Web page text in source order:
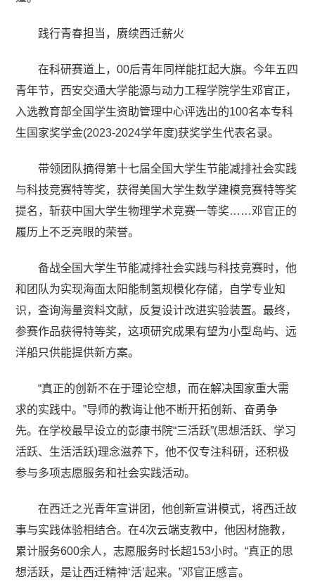
践行青春担当，赓续西迁薪火
在科研赛道上，00后青年同样能扛起大旗。今年五四
青年节，西安交通大学能源与动力工程学院学生邓官正，
入选教育部全国学生资助管理中心评选出的100名本专科
生国家奖学金(2023-2024学年度)获奖学生代表名录。
带领团队摘得第十七届全国大学生节能减排社会实践
与科技竞赛特等奖，获得美国大学生数学建模竞赛特等奖
提名，斩获中国大学生物理学术竞赛一等奖……邓官正的
履历上不乏亮眼的荣誉。
备战全国大学生节能减排社会实践与科技竞赛时，他
和团队为实现海面太阳能制氢规模化存储，自学专业知
识，查询海量资料文献，反复设计改进实验装置。最终，
参赛作品获得特等奖，这项研究成果有望为小型岛屿、远
洋船只供能提供新方案。
“真正的创新不在于理论空想，而在解决国家重大需
求的实践中。”导师的教诲让他不断开拓创新、奋勇争
先。在学校最早设立的彭康书院“三活跃”(思想活跃、学习
活跃、生活活跃)理念滋养下，他不仅专注科研，还积极
参与多项志愿服务和社会实践活动。
在西迁之光青年宣讲团，他创新宣讲模式，将西迁故
事与实践体验相结合。在4次云端支教中，他因材施教，
累计服务600余人，志愿服务时长超153小时。“真正的思
想活跃，是让西迁精神‘活’起来。”邓官正感言。